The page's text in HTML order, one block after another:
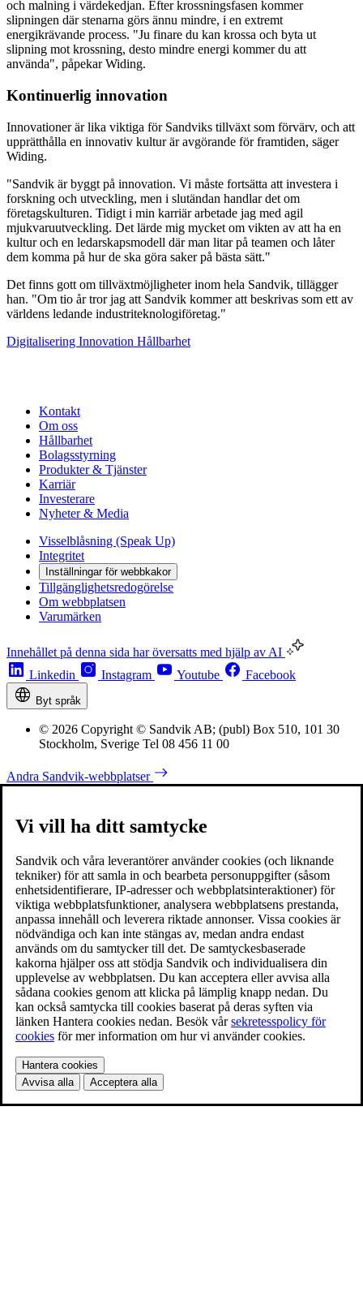
och malning i värdekedjan. Efter krossningsfasen kommer
slipningen där stenarna görs ännu mindre, i en extremt
energikrävande process. "Ju finare du kan krossa och byta ut
slipning mot krossning, desto mindre energi kommer du att
använda", påpekar Widing.
Kontinuerlig innovation
Innovationer är lika viktiga för Sandviks tillväxt som förvärv, och att
upprätthålla en innovativ kultur är avgörande för framtiden, säger
Widing.
"Sandvik är byggt på innovation. Vi måste fortsätta att investera i
forskning och utveckling, men i slutändan handlar det om
företagskulturen. Tidigt i min karriär arbetade jag med agil
mjukvaruutveckling. Det lärde mig mycket om vikten av att ha en
kultur och en ledarskapsmodell där man litar på teamen och låter
dem komma på hur de ska göra saker på bästa sätt."
Det finns gott om tillväxtmöjligheter inom hela Sandvik, tillägger
han. "Om tio år tror jag att Sandvik kommer att beskrivas som ett av
världens ledande industriteknologiföretag."
Digitalisering Innovation Hållbarhet
Kontakt
Om oss
Hållbarhet
Bolagsstyrning
Produkter & Tjänster
Karriär
Investerare
Nyheter & Media
Visselblåsning (Speak Up)
Integritet
Inställningar för webbkakor
Tillgänglighetsredogörelse
Om webbplatsen
Varumärken
Innehållet på denna sida har översatts med hjälp av AI
Linkedin
Instagram Youtube Facebook
Byt språk
© 2026 Copyright © Sandvik AB; (publ) Box 510, 101 30
Stockholm, Sverige Tel 08 456 11 00
Andra Sandvik-webbplatser
Vi vill ha ditt samtycke
Sandvik och våra leverantörer använder cookies (och liknande
tekniker) för att samla in och bearbeta personuppgifter (såsom
enhetsidentifierare, IP-adresser och webbplatsinteraktioner) för
viktiga webbplatsfunktioner, analysera webbplatsens prestanda,
anpassa innehåll och leverera riktade annonser. Vissa cookies är
nödvändiga och kan inte stängas av, medan andra endast
används om du samtycker till det. De samtyckesbaserade
kakorna hjälper oss att stödja Sandvik och individualisera din
upplevelse av webbplatsen. Du kan acceptera eller avvisa alla
sådana cookies genom att klicka på lämplig knapp nedan. Du
kan också samtycka till cookies baserat på deras syften via
länken Hantera cookies nedan. Besök vårsekretesspolicy för
cookies för mer information om hur vi använder cookies.
Hantera cookies
Avvisa alla
Acceptera alla